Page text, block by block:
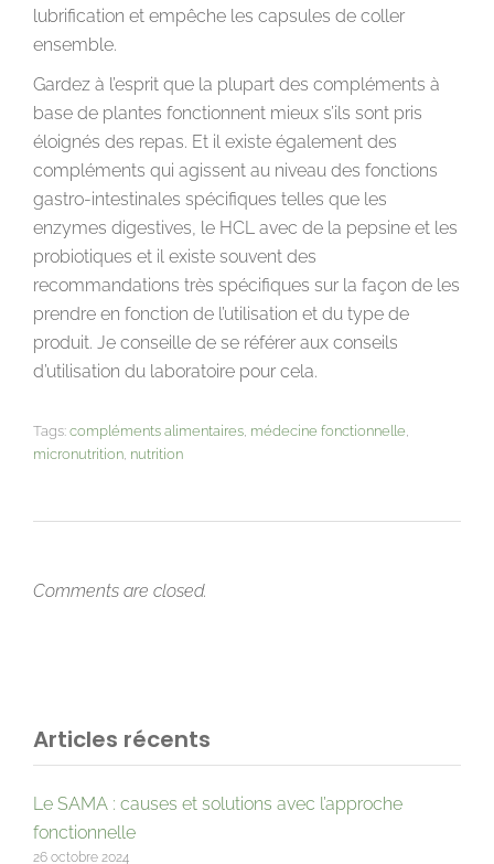
lubrification et empêche les capsules de coller
ensemble.
Gardez à l’esprit que la plupart des compléments à
base de plantes fonctionnent mieux s’ils sont pris
éloignés des repas. Et il existe également des
compléments qui agissent au niveau des fonctions
gastro-intestinales spécifiques telles que les
enzymes digestives, le HCL avec de la pepsine et les
probiotiques et il existe souvent des
recommandations très spécifiques sur la façon de les
prendre en fonction de l’utilisation et du type de
produit. Je conseille de se référer aux conseils
d’utilisation du laboratoire pour cela.
Tags: compléments alimentaires, médecine fonctionnelle,
micronutrition, nutrition
Comments are closed.
Articles récents
Le SAMA : causes et solutions avec l’approche
fonctionnelle
26 octobre 2024